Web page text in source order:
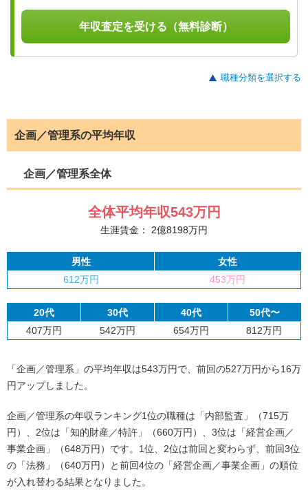
年収査定を受ける（無料診断）
職種分類を選択する
企画／管理系の平均年収
企画／管理系全体
全体平均年収543万円
生涯賃金： 2億8198万円
男性
女性
612万円
453万円
20代 30代 40代
50代〜
407万円
542万円 654万円 812万円
「企画／管理系」の平均年収は543万円で、前回の527万円から16万
円アップしました。
企画／管理系の年収ランキング1位の職種は「内部監査」（715万
円）、2位は「知的財産／特許」（660万円）、3位は「経営企画／
事業企画」（648万円）です。1位、2位は前回と変わらず、前回3位
の「法務」（640万円）と前回4位の「経営企画／事業企画」の順位
が入れ替わる結果となりました。